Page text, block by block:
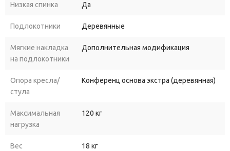
Низкая спинка Да
Подлокотники Деревянные
Мягкие накладка
на подлокотники
Дополнительная модификация
Опора кресла/
стула
Конференц основа экстра (деревянная)
Максимальная
нагрузка
120 кг
Вес 18 кг